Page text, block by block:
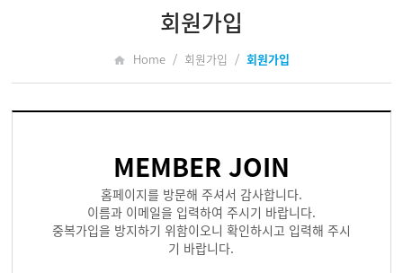
회원가입
Home / 회원가입 / 회원가입
MEMBER JOIN
홈페이지를 방문해 주셔서 감사합니다.
이름과 이메일을 입력하여 주시기 바랍니다.
중복가입을 방지하기 위함이오니 확인하시고 입력해 주시
기 바랍니다.